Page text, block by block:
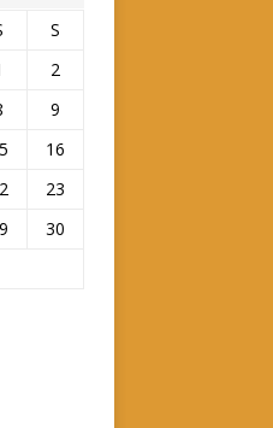
S
2
9
16
23
30